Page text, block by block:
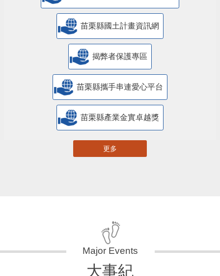
苗栗縣國土計畫資訊網
揭弊者保護專區
苗栗縣攜手串連愛心平台
苗栗縣產業金實卓越獎
更多
大事紀